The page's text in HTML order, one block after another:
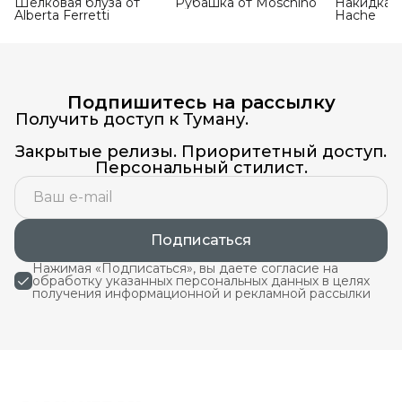
Alberta Ferretti Hache
Подпишитесь на рассылку
Получить доступ к Туману.
Закрытые релизы. Приоритетный доступ.
Персональный стилист.
Подписаться
Нажимая «Подписаться», вы даете согласие на
обработку указанных персональных данных в целях
получения информационной и рекламной рассылки